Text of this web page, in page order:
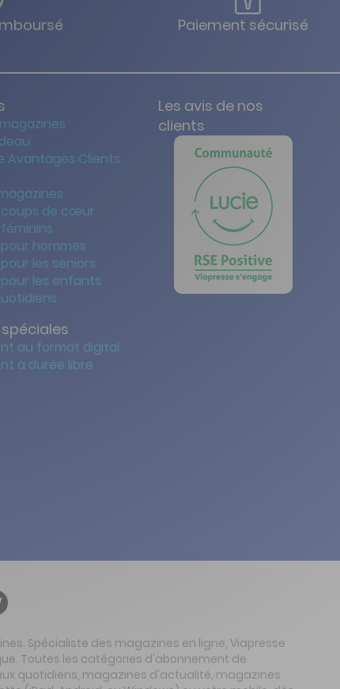
Paiement sécurisé
Avantages Clients
coups de cœur
hommes
les seniors
les enfants
au format digital
à durée libre
Les avis de nos
clients
Spécialiste des magazines en ligne, Viapresse
Toutes les catégories d'abonnement de
quotidiens, magazines d'actualité, magazines